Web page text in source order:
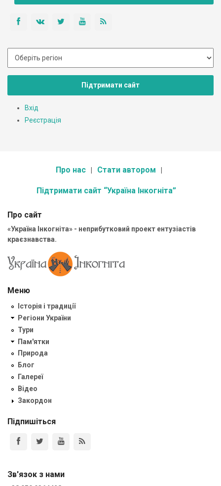
Підтримати сайт
Вхід
Реєстрація
Про нас Стати автором
Підтримати сайт “Україна Інкогніта”
Про сайт
«Україна Інкогніта» - неприбутковий проект ентузіастів
краєзнавства.
Меню
Історія і традиції
Регіони України
Тури
Пам'ятки
Природа
Блог
Галереї
Відео
Закордон
Підпишіться
Зв'язок з нами